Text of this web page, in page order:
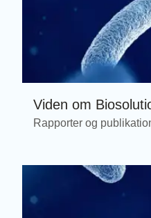
Viden om
Rapporter og